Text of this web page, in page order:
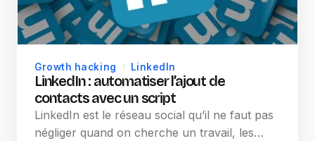
Growth hacking LinkedIn
LinkedIn : automatiser l’ajout de
contacts avec un script
LinkedIn est le réseau social qu’il ne faut pas
négliger quand on cherche un travail, les…